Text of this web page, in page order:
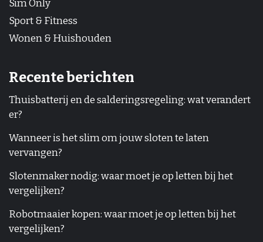
Sim Only
Sport & Fitness
Wonen & Huishouden
Recente berichten
Thuisbatterij en de salderingsregeling: wat verandert
er?
Wanneer is het slim om jouw sloten te laten
vervangen?
Slotenmaker nodig: waar moet je op letten bij het
vergelijken?
Robotmaaier kopen: waar moet je op letten bij het
vergelijken?